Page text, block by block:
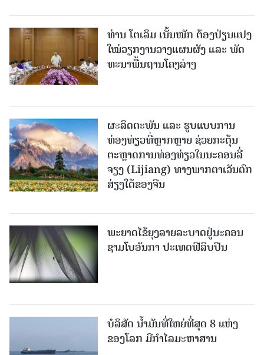
ທ່ານ ໂຕ​ເລິມ ເນັ້ນໜັກ ຕ້ອງ​ປ່ຽນ​ແປງ​
ໃໝ່​ວຽກ​ງານ​ວາງ​ແຜນ​ຜັງ ແລະ ​ພັດ​
ທະ​ນາ​ພື້ນ​ຖານ​ໂຄງ​ລ່າງ
ຜະລິດຕະພັນ ແລະ ຮູບແບບການ
ທ່ອງທ່ຽວທີ່ຫຼາກຫຼາຍ ຊ່ວຍກະຕຸ້ນ
ຕະຫຼາດການທ່ອງທ່ຽວໃນນະຄອນລີ່
ຈຽງ (Lijiang) ທາງພາກຕາເວັນຕົກ
ສ່ຽງໃຕ້ຂອງຈີນ
ພະຍາດໄຂ້ຍຸງລາຍລະບາດຢູ່ນະຄອນ
ຊາມໂບ​ອັນກາ ປະເທດຟີລິບປິນ
ບໍລິສັດ ນ້ຳມັນທີ່ໃຫຍ່ທີ່ສຸດ 8 ແຫ່ງ
ຂອງໂລກ ມີກຳໄລມະຫາສານ